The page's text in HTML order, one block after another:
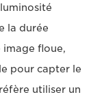
la durée
floue,
pour capter le
utiliser un